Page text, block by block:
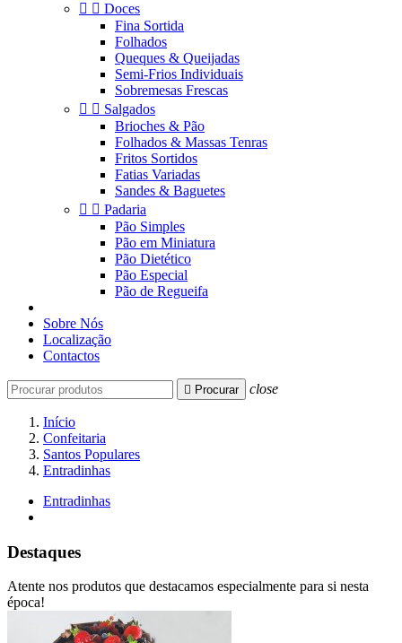
  Doces
Fina Sortida
Folhados
Queques & Queijadas
Semi-Frios Individuais
Sobremesas Frescas
  Salgados
Brioches & Pão
Folhados & Massas Tenras
Fritos Sortidos
Fatias Variadas
Sandes & Baguetes
  Padaria
Pão Simples
Pão em Miniatura
Pão Dietético
Pão Especial
Pão de Regueifa
Sobre Nós
Localização
Contactos
 Procurar close
Início
Confeitaria
Santos Populares
Entradinhas
Entradinhas
Destaques
Atente nos produtos que destacamos especialmente para si nesta
época!